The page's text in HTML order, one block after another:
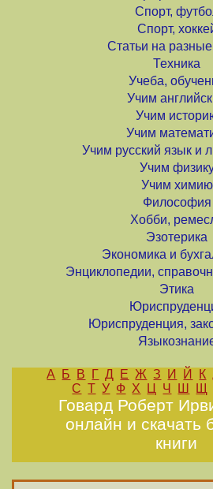
Спорт,
Спорт,
Статьи на
Техника
Учеба,
Учим
Учим
Учим
Учим русский язык и
Учим
Учим химию
Философия
Хобби,
Эзотерика
Экономика и
Энциклопедии,
Этика
Юриспруденция,
А Б В Г Д Е Ж З И Й К
С Т У Ф Х Ц Ч Ш Щ
Говард Роберт
онлайн и скачать
книги